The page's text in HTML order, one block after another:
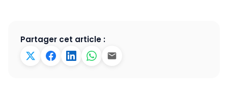
Partager cet article :